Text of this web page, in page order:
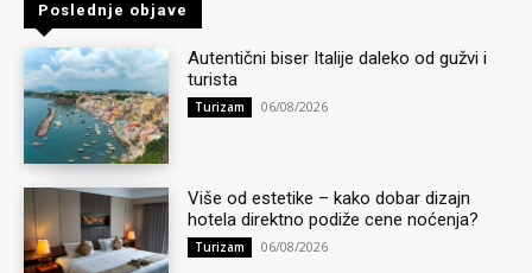
Poslednje objave
Autentični biser Italije daleko od gužvi i
turista
Turizam 06/08/2026
Više od estetike – kako dobar dizajn
hotela direktno podiže cene noćenja?
Turizam 06/08/2026